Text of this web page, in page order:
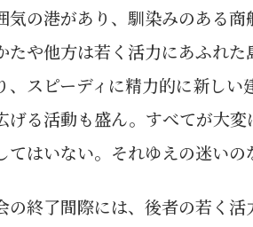
気の港があり、馴染みのある商
たや他方は若く活力にあふれ
、スピーディに精力的に新し
げる活動も盛ん。すべてが大
てはいない。それゆえの迷いの
の終了間際には、後者の若く